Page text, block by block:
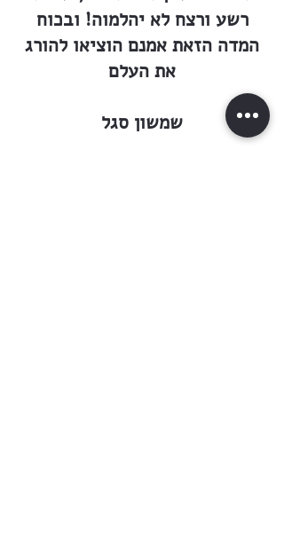
רשע ורצח לא יהלמוה! ובכוח
המדה הזאת אמנם הוציאו להורג
את העלם
שמשון סגל